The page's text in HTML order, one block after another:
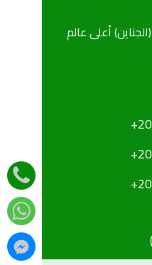
(الجناين) أعلى عالم